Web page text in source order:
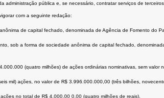
pública e, se necessário, contratar serviços de
com a seguinte redação:
de capital fechado, denominada de Agência de Fomento do
sob a forma de sociedade anônima de capital fechado,
(quatro milhões) de ações ordinárias nominativas, sem valor
mil) ações, no valor de R$ 3.996.000.000,00 (três bilhões,
no total de R$ 4.000.00 0,00 (quatro milhões de reais).